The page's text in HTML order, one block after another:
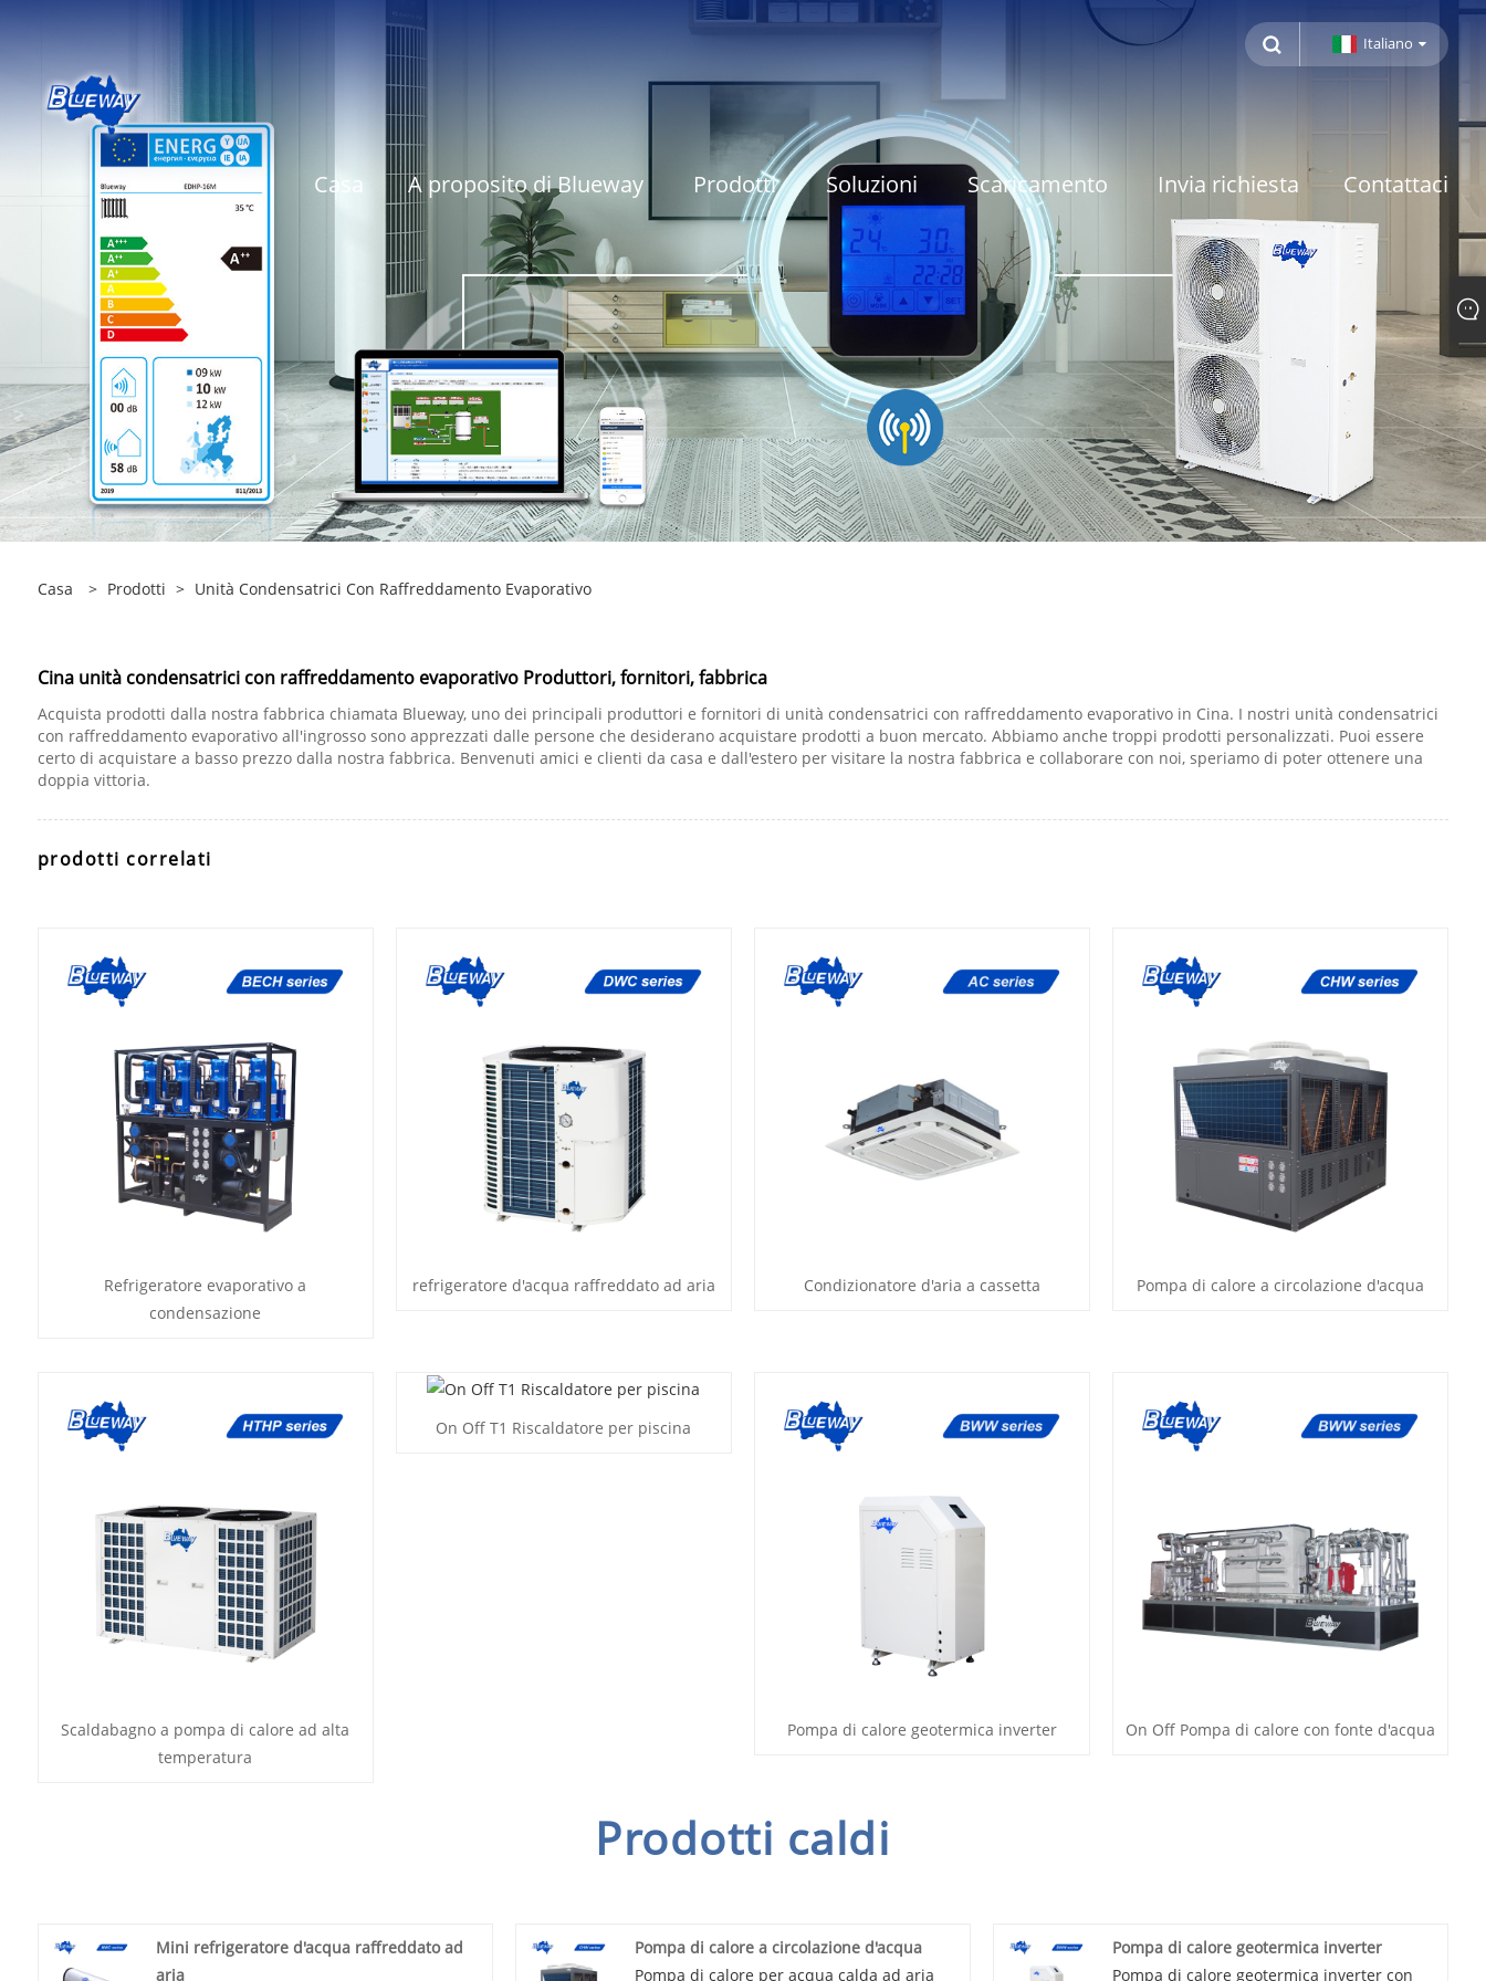
Italiano
Casa A proposito di Blueway Prodotti Soluzioni Scaricamento Invia richiesta Contattaci
Casa > Prodotti > Unità Condensatrici Con Raffreddamento Evaporativo
Cina unità condensatrici con raffreddamento evaporativo Produttori, fornitori, fabbrica
Acquista prodotti dalla nostra fabbrica chiamata Blueway, uno dei principali produttori e fornitori di unità condensatrici con raffreddamento evaporativo in Cina. I nostri unità condensatrici
con raffreddamento evaporativo all'ingrosso sono apprezzati dalle persone che desiderano acquistare prodotti a buon mercato. Abbiamo anche troppi prodotti personalizzati. Puoi essere
certo di acquistare a basso prezzo dalla nostra fabbrica. Benvenuti amici e clienti da casa e dall'estero per visitare la nostra fabbrica e collaborare con noi, speriamo di poter ottenere una
doppia vittoria.
prodotti correlati
Refrigeratore evaporativo a
condensazione
refrigeratore d'acqua raffreddato ad aria Condizionatore d'aria a cassetta Pompa di calore a circolazione d'acqua
Scaldabagno a pompa di calore ad alta
temperatura
On Off T1 Riscaldatore per piscina
Pompa di calore geotermica inverter On Off Pompa di calore con fonte d'acqua
Prodotti caldi
Mini refrigeratore d'acqua raffreddato ad
aria
Pompa di calore a circolazione d'acqua
Pompa di calore per acqua calda ad aria
Pompa di calore geotermica inverter
Pompa di calore geotermica inverter con